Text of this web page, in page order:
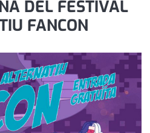
ambient
opinió
DEL FESTIVAL
FANCON